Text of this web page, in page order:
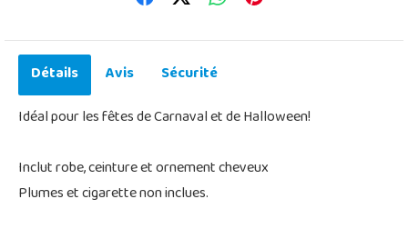
Détails Avis
Sécurité
Idéal pour les fêtes de Carnaval et de Halloween!
Inclut robe, ceinture et ornement cheveux
Plumes et cigarette non inclues.